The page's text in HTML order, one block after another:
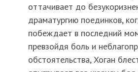
оттачивает до
драматургию поединков,
побеждает в последний
превзойдя боль и
обстоятельства, Хоган